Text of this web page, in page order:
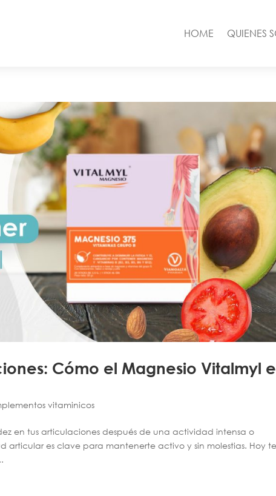
HOME QUIENES
Cómo el Magnesio Vitalmyl
vitaminicos
en tus articulaciones después de una actividad intensa o
articular es clave para mantenerte activo y sin molestias. Hoy